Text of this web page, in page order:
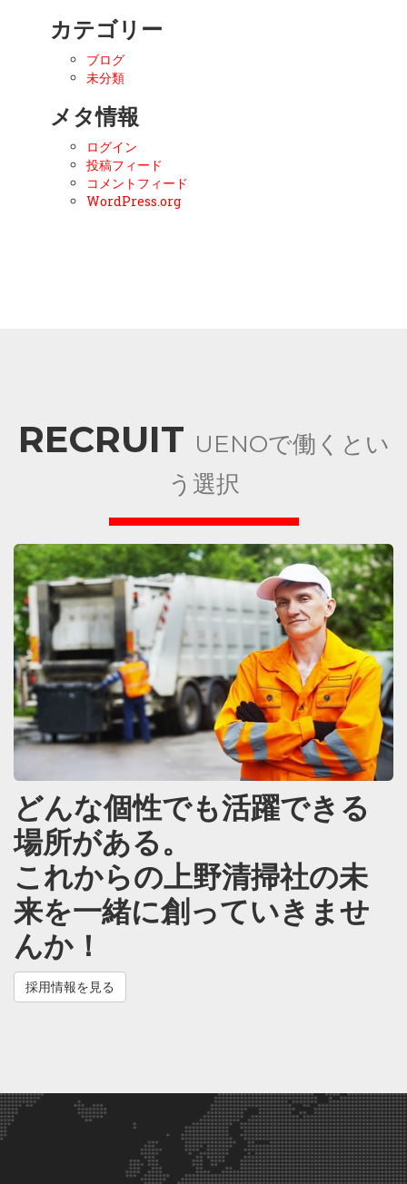
カテゴリー
ブログ
未分類
メタ情報
ログイン
投稿フィード
コメントフィード
WordPress.org
RECRUIT UENOで働くとい
う選択
どんな個性でも活躍できる
場所がある。
これからの上野清掃社の未
来を一緒に創っていきませ
んか！
採用情報を見る